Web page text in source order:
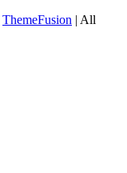
ThemeFusion | All